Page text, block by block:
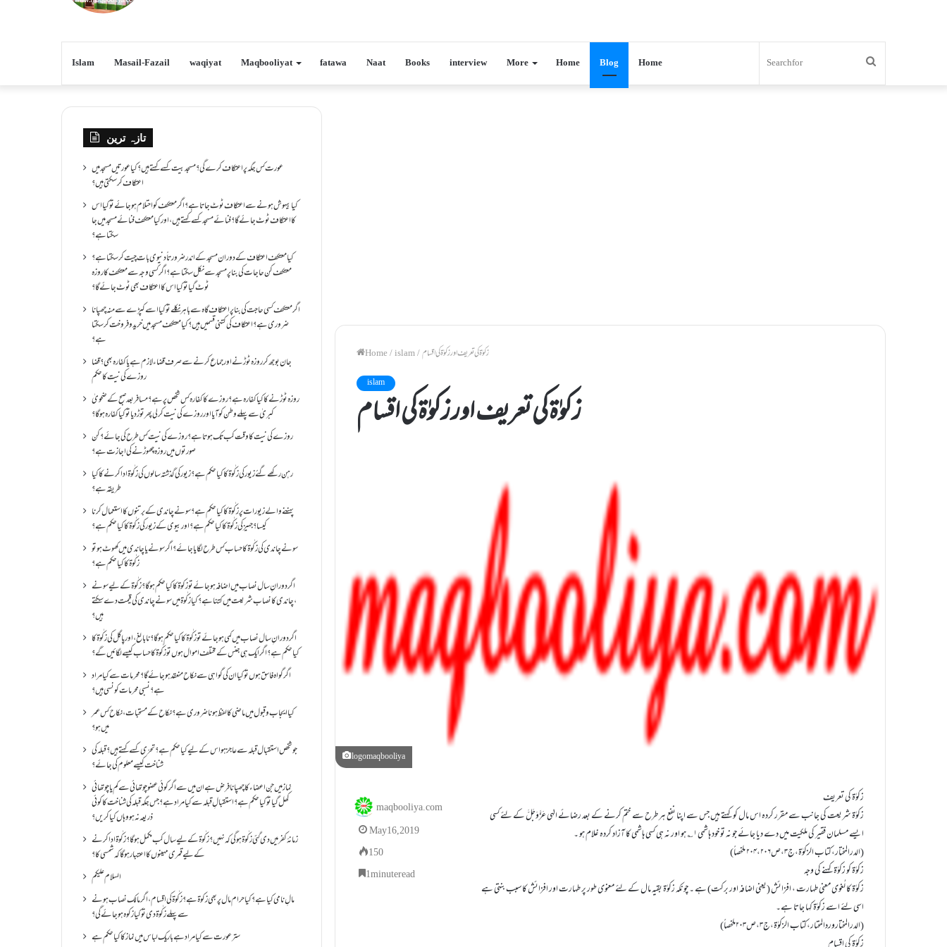
Islam Masail-Fazail waqiyat Maqbooliyat fatawa Naat Books interview More Home Blog Home
Home/islam/زکوٰۃ کی تعریف اور زکوٰۃ کی اقسام
islam
زکوٰۃ کی تعریف اور زکوٰۃ کی اقسام
logomaqbooliya
زکوٰۃ کی تعریف
ایسے مسلمان فقیر کی ملکیت میں دے دیا جائے جو نہ تو خود ہاشمی ۱؎ ہو اور نہ ہی کسی ہاشمی کا آزاد کردہ غلام ہو ۔
(الدرالمختار،کتاب الزکوٰۃ،ج۳،ص۲۰۴،۲۰۶ ملخصاً)
زکوٰۃ کو زکوٰۃ کہنے کی وجہ
اسی لئے اسے زکوٰۃ کہا جاتا ہے۔
(الدرالمختاروردالمحتار،کتاب الزکوٰۃ،ج۳،ص۲۰۳ملخصاً)
maqbooliya.com
May 16, 2019
150
1 minute read
تازہ ترین
عورت کس جگہ پر اعتکاف کرے گی؟مسجد بیت کسے کہتے ہیں؟کیا عورتیں مسجد میں
اعتکاف کر سکتی ہیں؟
کیا بیہوش ہونے سے اعتکاف ٹوٹ جاتا ہے؟ اگر معتکف کو احتلام ہو جائے تو کیا اس
کا اعتکاف ٹوٹ جائے گا؟فنائے مسجد کسے کہتے ہیں ، اور کیا معتکف فنائے مسجد میں جا
سکتا ہے؟
کیا معتکف اعتکاف کے دوران مسجد کے اندر ضرورتاً دنیوی بات چیت کر سکتا ہے؟
معتکف کن حاجات کی بنا پر مسجد سے نکل سکتا ہے؟ اگر کسی وجہ سے معتکف کا روزہ
ٹوٹ گیا تو کیا اس کا اعتکاف بھی ٹوٹ جائے گا؟
اگر معتکف کسی حاجت کی بنا پر اعتکاف گاہ سے باہر نکلے تو کیا اسے کپڑے سے منہ چھپانا
ضروری ہے؟اعتکاف کی کتنی قسمیں ہیں؟کیا معتکف مسجد میں خرید و فروخت کر سکتا
ہے؟
جان بوجھ کر روزہ ٹوڑنے اور جماع کرنے سے صرف قضاء لازم ہے یا کفارہ بھی؟ قضا
روزے کی نیت کا حکم
روزہ ٹوڑنے کا کیا کفارہ ہے؟روزے کا کفارہ کس شخص پر ہے؟ مسافر بعد صبح کے ضحویٰ
کبریٰ سے پہلے وطن کو آیا اور روزے کی نیت کر لی پھر توڑ دیا تو کیا کفارہ ہو گا؟
روزے کی نیت کا وقت کب تک ہوتا ہے؟ روزے کی نیت کس طرح کی جائے؟ کن
صورتوں میں روزہ چھوڑنے کی اجازت ہے؟
رہن رکھے گئے زیور کی زکٰوۃ کا کیا حکم ہے؟زیور کی گذشتہ سالوں کی زکٰوۃ ادا کرنے کا کیا
طریقہ ہے؟
پہننے والے زیورات پر زکٰوۃ کا کیا حکم ہے؟ سونے چاندی کے برتنوں کا استعمال کرنا
کیسا؟ جہیز کی زکٰوۃ کا کیا حکم ہے؟ اور بیوی کے زیور کی زکٰوۃ کا کیا حکم ہے؟
سونے چاندی کی زکٰوۃ کا حساب کس طرح لگایا جائے؟ اگر سونے یا چاندی میں کھوٹ ہو تو
زکٰوۃ کا کیا حکم ہے؟
اگر دورانِ سال نصاب میں اضافہ ہو جائے تو زکوۃ کا کیا حکم ہو گا؟ زکٰوۃ کے لیے سونے
،چاندی کا نصاب شریعت میں کتنا ہے؟ کیا زکٰوۃ میں سونے چاندی کی قیمت دے سکتے
ہیں؟
اگر دورانِ سال نصاب میں کمی ہو جائے تو زکٰوۃ کا کیا حکم ہو گا؟ نا بالغ ، اور پاگل کی زکٰوۃ کا
کیا حکم ہے؟ اگر ایک ہی جنس کے مختلف اموال ہوں تو زکٰوۃ کا حساب کیسے لگائیں گے؟
اگر گواہ فاسق ہوں تو کیا ان کی گواہی سے نکاح منعقد ہو جائے گا؟ محرمات سے کیا مراد
ہے؟ نسبی محرمات کونسی ہیں؟
کیا ایجاب و قبول میں ماضی کا لفظ ہونا ضروری ہے؟ نکاح کے مستحبات، نکاح کس عمر
میں ہو؟
جو شخص استقبال قبلہ سے عاجز ہو اس کے لیے کیا حکم ہے؟ تحرّی کسے کہتے ہیں؟ قبلہ کی
شناخت کیسے معلوم کی جائے؟
نماز میں جن اعضاء کا چھپانا فرض ہے ان میں سے اگر کوئی عضو چوتھائی سے کم یا چوتھائی
کھل گیا تو کیا حکم ہے؟استقبالِ قبلہ سے کیا مراد ہے؟جس جگہ قبلہ کی شناخت کا کوئی
ذریعہ نہ ہو وہاں کیا کریں؟
زمانۂ کفر میں دی گئی زکٰوۃ ہو گی کہ نہیں؟زکٰوۃ کے لیے سال کب مکمل ہو گا؟زکٰوۃ ادا کرنے
کے لیے قمری مہینوں کا اعتبار ہو گا کہ شمسی کا؟
السلام علیکم
مالِ نامی کیا ہے؟ کیا حرام مال پر بھی زکوۃ ہے؟ زکٰوۃ کی اقسام ،اگر مالک نصاب ہونے
سے پہلے زکٰوۃ دی تو کیا زکوه ہو جائےگی؟
ستر عورت سے کیا مراد ہے باریک لباس میں نماز کا کیا حکم ہے